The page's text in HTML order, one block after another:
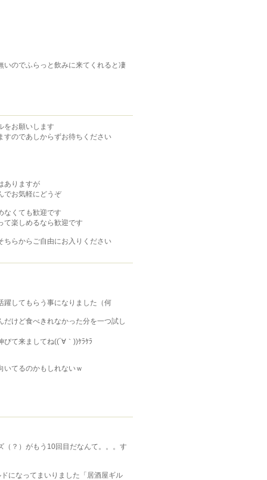
のでふらっと飲みに来てくれると凄
をお願いします
すのであしからずお待ちください
ありますが
でお気軽にどうぞ
なくても歓迎です
て楽しめるなら歓迎です
ちらからご自由にお入りください
躍してもらう事になりました（何
けど食べきれなかった分を一つ試し
て来ましてね((´∀｀))ｹﾗｹﾗ
いてるのかもしれないｗ
？）がもう10回目だなんて。。。す
になってまいりました「居酒屋ギル